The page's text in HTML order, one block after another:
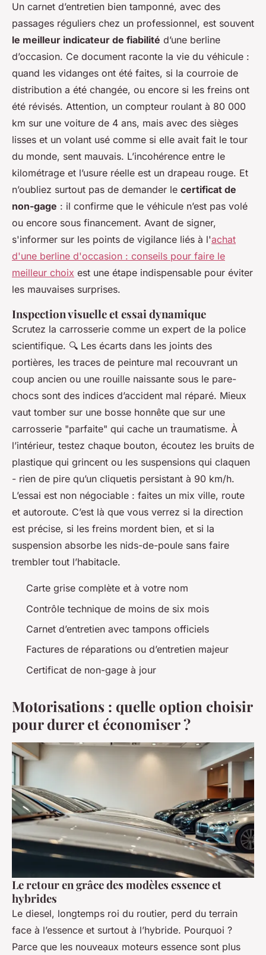
Un carnet d’entretien bien tamponné, avec des
passages réguliers chez un professionnel, est souvent
le meilleur indicateur de fiabilité d’une berline
d’occasion. Ce document raconte la vie du véhicule :
quand les vidanges ont été faites, si la courroie de
distribution a été changée, ou encore si les freins ont
été révisés. Attention, un compteur roulant à 80 000
km sur une voiture de 4 ans, mais avec des sièges
lisses et un volant usé comme si elle avait fait le tour
du monde, sent mauvais. L’incohérence entre le
kilométrage et l’usure réelle est un drapeau rouge. Et
n’oubliez surtout pas de demander le certificat de
non-gage : il confirme que le véhicule n’est pas volé
ou encore sous financement. Avant de signer,
s'informer sur les points de vigilance liés à l'achat
d'une berline d'occasion : conseils pour faire le
meilleur choix est une étape indispensable pour éviter
les mauvaises surprises.
Inspection visuelle et essai dynamique
Scrutez la carrosserie comme un expert de la police
scientifique. 🔍 Les écarts dans les joints des
portières, les traces de peinture mal recouvrant un
coup ancien ou une rouille naissante sous le pare-
chocs sont des indices d’accident mal réparé. Mieux
vaut tomber sur une bosse honnête que sur une
carrosserie "parfaite" qui cache un traumatisme. À
l’intérieur, testez chaque bouton, écoutez les bruits de
plastique qui grincent ou les suspensions qui claquen
- rien de pire qu’un cliquetis persistant à 90 km/h.
L’essai est non négociable : faites un mix ville, route
et autoroute. C’est là que vous verrez si la direction
est précise, si les freins mordent bien, et si la
suspension absorbe les nids-de-poule sans faire
trembler tout l’habitacle.
Carte grise complète et à votre nom
Contrôle technique de moins de six mois
Carnet d’entretien avec tampons officiels
Factures de réparations ou d’entretien majeur
Certificat de non-gage à jour
Motorisations : quelle option choisir
pour durer et économiser ?
Le retour en grâce des modèles essence et
hybrides
Le diesel, longtemps roi du routier, perd du terrain
face à l’essence et surtout à l’hybride. Pourquoi ?
Parce que les nouveaux moteurs essence sont plus